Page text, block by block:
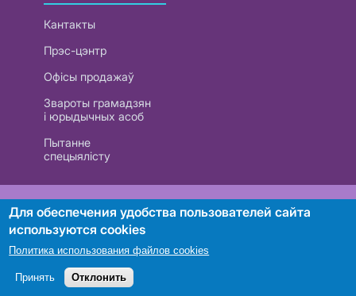
Кантакты
Прэс-цэнтр
Офісы продажаў
Звароты грамадзян
і юрыдычных асоб
Пытанне
спецыялісту
РУП «Белтэлекам». УНП 101007741
Пошук
Для обеспечения удобства пользователей сайта
используются cookies
Политика использования файлов cookies
Принять Отклонить